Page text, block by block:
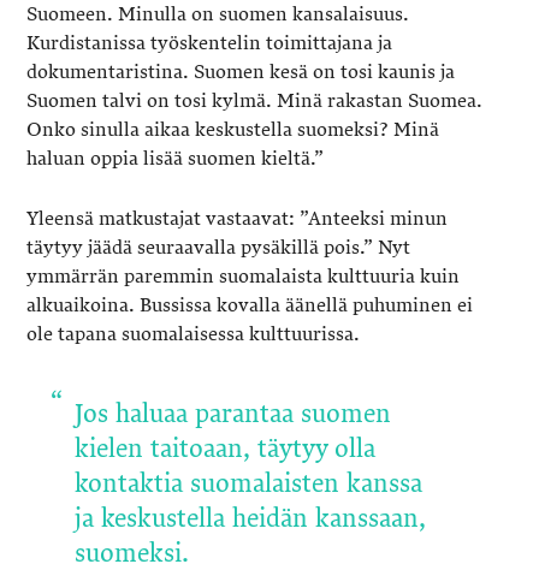
Suomeen. Minulla on suomen kansalaisuus.
Kurdistanissa työskentelin toimittajana ja
dokumentaristina. Suomen kesä on tosi kaunis ja
Suomen talvi on tosi kylmä. Minä rakastan Suomea.
Onko sinulla aikaa keskustella suomeksi? Minä
haluan oppia lisää suomen kieltä.”
Yleensä matkustajat vastaavat: ”Anteeksi minun
täytyy jäädä seuraavalla pysäkillä pois.” Nyt
ymmärrän paremmin suomalaista kulttuuria kuin
alkuaikoina. Bussissa kovalla äänellä puhuminen ei
ole tapana suomalaisessa kulttuurissa.
Jos haluaa parantaa suomen
kielen taitoaan, täytyy olla
kontaktia suomalaisten kanssa
ja keskustella heidän kanssaan,
suomeksi.